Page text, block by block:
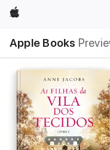
Apple
Apple Books
Nav
Open
Menu